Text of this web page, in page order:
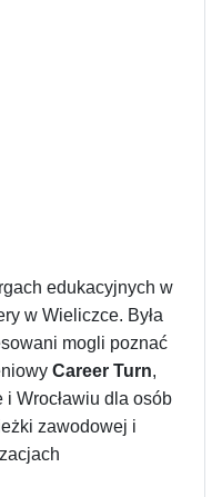
edukacyjnych w
w Wieliczce. Była
mogli poznać
Career Turn,
Wrocławiu dla osób
zawodowej i